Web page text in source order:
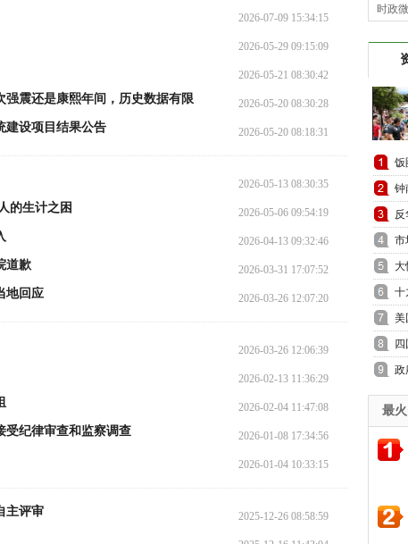
2026-07-09 15:34:15
2026-05-29 09:15:09
2026-05-21 08:30:42
强震还是康熙年间，历史数据有限 2026-05-20 08:30:28
建设项目结果公告 2026-05-20 08:18:31
2026-05-13 08:30:35
的生计之困 2026-05-06 09:54:19
2026-04-13 09:32:46
道歉 2026-03-31 17:07:52
地回应 2026-03-26 12:07:20
2026-03-26 12:06:39
2026-02-13 11:36:29
2026-02-04 11:47:08
受纪律审查和监察调查 2026-01-08 17:34:56
2026-01-04 10:33:15
主评审 2025-12-26 08:58:59
时政
饭
钟
忙
反
那
市
定
大
元
十
共
美
哪
政
余
最